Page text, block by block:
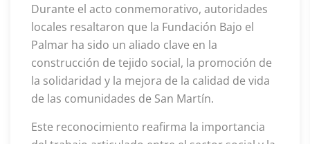
Durante el acto conmemorativo, autoridades
locales resaltaron que la Fundación Bajo el
Palmar ha sido un aliado clave en la
construcción de tejido social, la promoción de
la solidaridad y la mejora de la calidad de vida
de las comunidades de San Martín.
Este reconocimiento reafirma la importancia